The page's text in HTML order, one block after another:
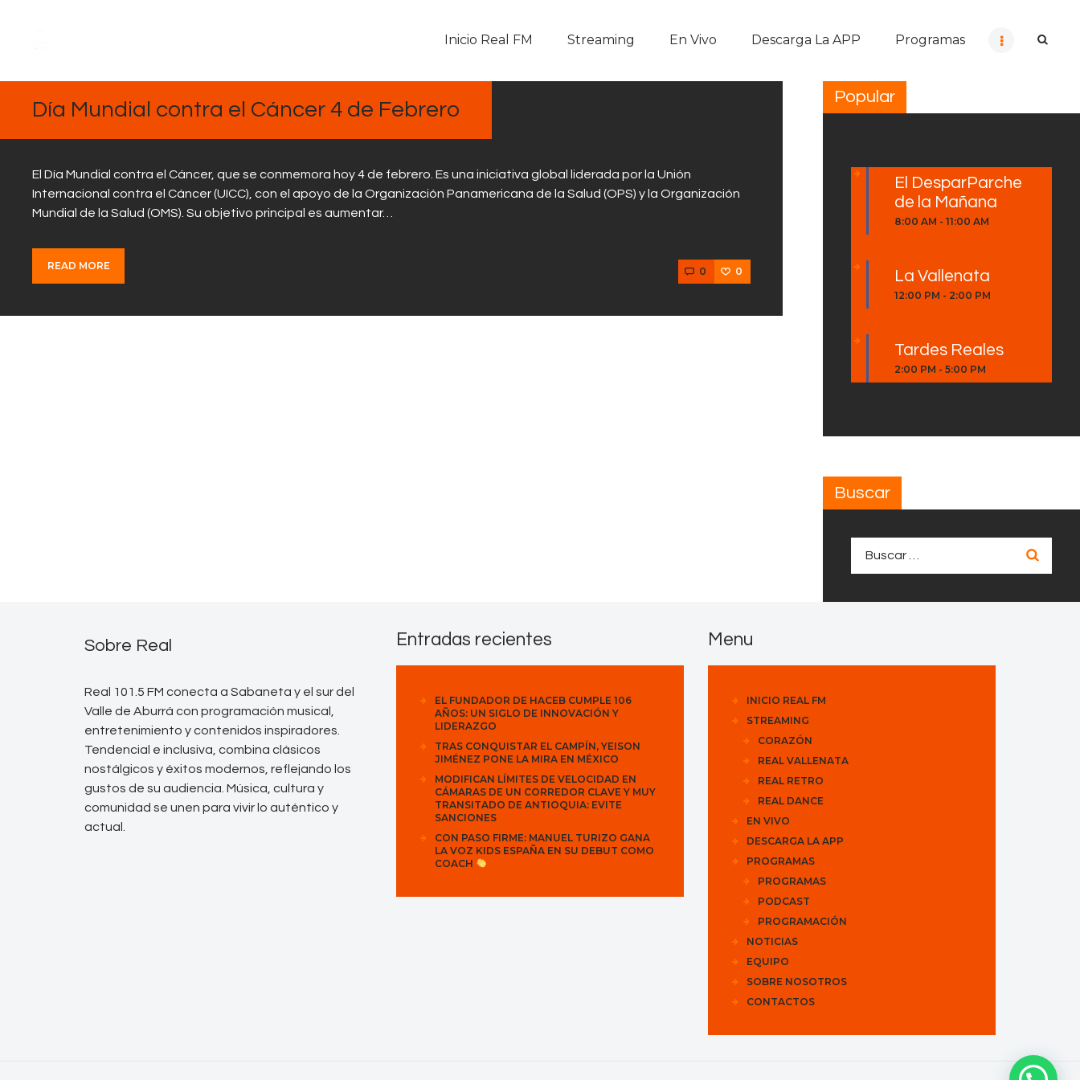
Inicio Real FM Streaming En Vivo Descarga La APP Programas
En Vivo
Programas
Sobre Nosotros
Día Mundial contra el Cáncer 4 de Febrero
El Día Mundial contra el Cáncer, que se conmemora hoy 4 de febrero. Es una iniciativa global liderada por la Unión
Internacional contra el Cáncer (UICC), con el apoyo de la Organización Panamericana de la Salud (OPS) y la Organización
Mundial de la Salud (OMS). Su objetivo principal es aumentar…
READ MORE 0 0
Popular
El DesparParche
de la Mañana
8:00 AM -11:00 AM
La Vallenata
12:00 PM - 2:00 PM
Tardes Reales
2:00 PM -5:00 PM
Buscar
Sobre Real
Real 101.5 FM conecta a Sabaneta y el sur del
Valle de Aburrá con programación musical,
entretenimiento y contenidos inspiradores.
Tendencial e inclusiva, combina clásicos
nostálgicos y éxitos modernos, reflejando los
gustos de su audiencia. Música, cultura y
comunidad se unen para vivir lo auténtico y
actual.
Entradas recientes
EL FUNDADOR DE HACEB CUMPLE 106
AÑOS: UN SIGLO DE INNOVACIÓN Y
LIDERAZGO
TRAS CONQUISTAR EL CAMPÍN, YEISON
JIMÉNEZ PONE LA MIRA EN MÉXICO
MODIFICAN LÍMITES DE VELOCIDAD EN
CÁMARAS DE UN CORREDOR CLAVE Y MUY
TRANSITADO DE ANTIOQUIA: EVITE
SANCIONES
CON PASO FIRME: MANUEL TURIZO GANA
LA VOZ KIDS ESPAÑA EN SU DEBUT COMO
COACH
Menu
INICIO REAL FM
STREAMING
CORAZÓN
REAL VALLENATA
REAL RETRO
REAL DANCE
EN VIVO
DESCARGA LA APP
PROGRAMAS
PROGRAMAS
PODCAST
PROGRAMACIÓN
NOTICIAS
EQUIPO
SOBRE NOSOTROS
CONTACTOS